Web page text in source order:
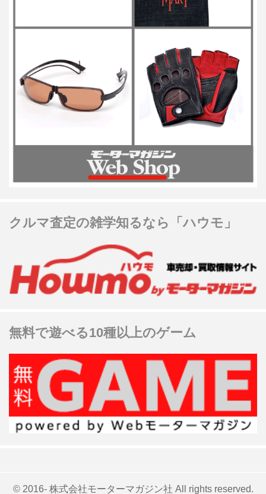
クルマ査定の雑学知るなら「ハウモ」
無料で遊べる10種以上のゲーム
© 2016- 株式会社モーターマガジン社 All rights reserved.